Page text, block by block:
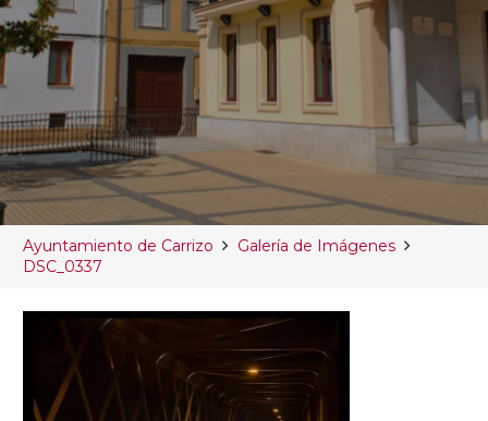
Ayuntamiento de Carrizo
Galería de Imágenes
DSC_0337